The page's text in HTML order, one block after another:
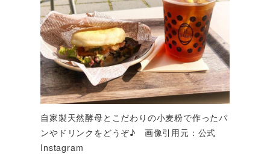
自家製天然酵母とこだわりの小麦粉で作ったパ
ンやドリンクをどうぞ♪ 画像引用元：公式
Instagram